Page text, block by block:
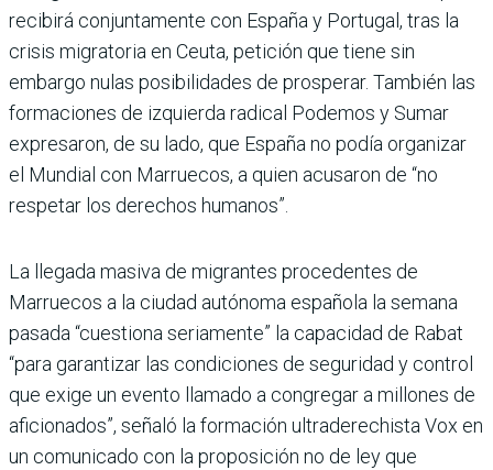
recibirá conjuntamente con España y Portugal, tras la
crisis migratoria en Ceuta, petición que tiene sin
embargo nulas posibilidades de prosperar. También las
formaciones de izquierda radical Podemos y Sumar
expresaron, de su lado, que España no podía organizar
el Mundial con Marruecos, a quien acusaron de “no
respetar los derechos humanos”.
La llegada masiva de migrantes procedentes de
Marruecos a la ciudad autónoma española la semana
pasada “cuestiona seriamente” la capacidad de Rabat
“para garantizar las condiciones de seguridad y control
que exige un evento llamado a congregar a millones de
aficionados”, señaló la formación ultraderechista Vox en
un comunicado con la proposición no de ley que